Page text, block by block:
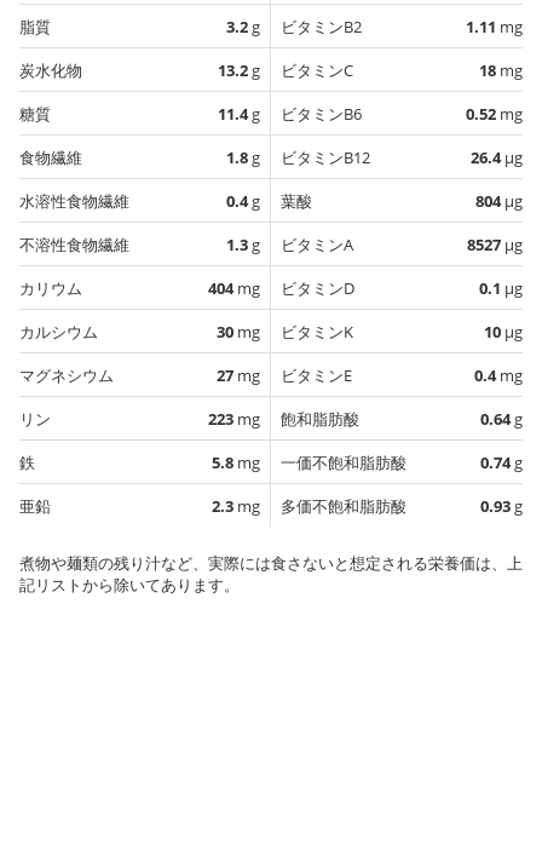
脂質
3.2g
炭水化物
13.2g
糖質
11.4g
食物繊維
1.8g
水溶性食物繊維
0.4g
不溶性食物繊維
1.3g
カリウム
404mg
カルシウム
30 mg
マグネシウム
27 mg
リン
223 mg
鉄
5.8 mg
亜鉛
2.3 mg
ビタミンB2
1.11 mg
ビタミンC
18 mg
ビタミンB6
0.52 mg
ビタミンB12
26.4µg
葉酸
804µg
ビタミンA
8527 µg
ビタミンD
0.1 µg
ビタミンK
10 µg
ビタミンE
0.4mg
飽和脂肪酸
0.64g
一価不飽和脂肪酸
0.74g
多価不飽和脂肪酸
0.93g
煮物や麺類の残り汁など、実際には食さないと想定される栄養価は、上
記リストから除いてあります。